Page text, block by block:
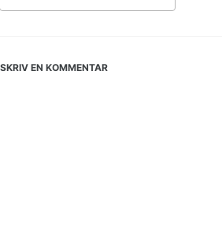
SKRIV EN KOMMENTAR